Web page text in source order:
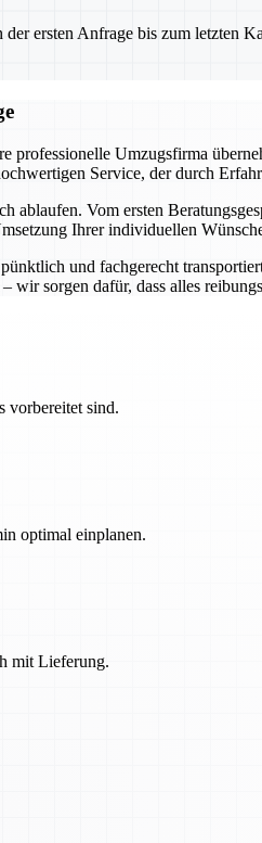
ersten Anfrage bis zum letzten
Umzugsfirma
Service, der durch
ablaufen. Vom ersten
Ihrer individuellen
und fachgerecht
sorgen dafür, dass alles
vorbereitet sind.
optimal einplanen.
mit Lieferung.